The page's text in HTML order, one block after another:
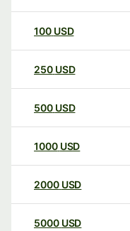
100 USD
250 USD
500 USD
1000 USD
2000 USD
5000 USD